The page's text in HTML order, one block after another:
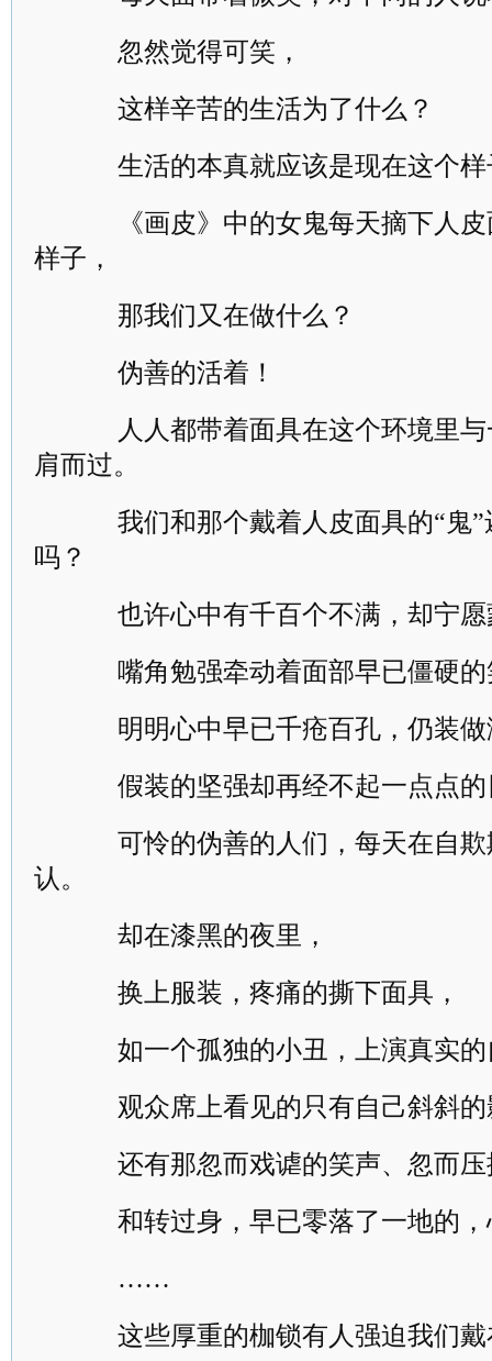
忽然觉得可笑，
这样辛苦的生活为了什么？
生活的本真就应该是现在这个样
《画皮》中的女鬼每天摘下人皮
样子，
那我们又在做什么？
伪善的活着！
人人都带着面具在这个环境里与
肩而过。
我们和那个戴着人皮面具的“鬼”
吗？
也许心中有千百个不满，却宁愿
嘴角勉强牵动着面部早已僵硬的
明明心中早已千疮百孔，仍装做
假装的坚强却再经不起一点点的
可怜的伪善的人们，每天在自欺
认。
却在漆黑的夜里，
换上服装，疼痛的撕下面具，
如一个孤独的小丑，上演真实的
观众席上看见的只有自己斜斜的
还有那忽而戏谑的笑声、忽而压
和转过身，早已零落了一地的，
……
这些厚重的枷锁有人强迫我们戴